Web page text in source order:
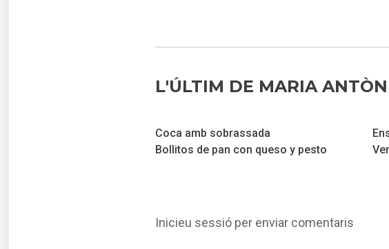
L'ÚLTIM DE MARIA
Coca amb sobrassada
Bollitos de pan con queso y pesto
Inicieu sessió per enviar comentaris